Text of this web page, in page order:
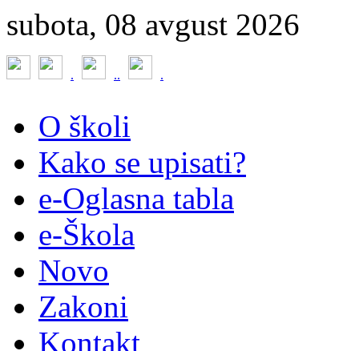
subota, 08 avgust 2026
. .. .
O školi
Kako se upisati?
e-Oglasna tabla
e-Škola
Novo
Zakoni
Kontakt